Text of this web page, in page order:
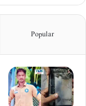
Popular